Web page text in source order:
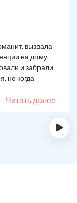
вызвала
на дому.
и забрали
но когда
он бы не
Больше
Читать далее
›